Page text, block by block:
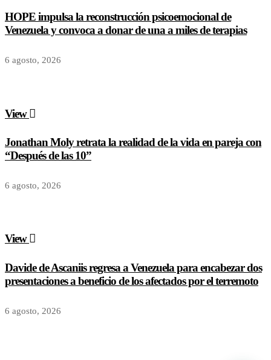
HOPE impulsa la reconstrucción psicoemocional de
Venezuela y convoca a donar de una a miles de terapias
6 agosto, 2026
View
Jonathan Moly retrata la realidad de la vida en pareja con
“Después de las 10”
6 agosto, 2026
View
Davide de Ascaniis regresa a Venezuela para encabezar dos
presentaciones a beneficio de los afectados por el terremoto
6 agosto, 2026